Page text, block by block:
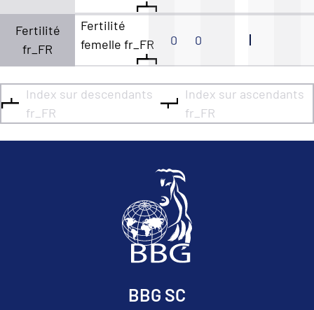
Fertilité
fr_FR
Fertilité
femelle fr_FR
0 0
Index sur descendants
fr_FR
Index sur ascendants
fr_FR
BBG SC